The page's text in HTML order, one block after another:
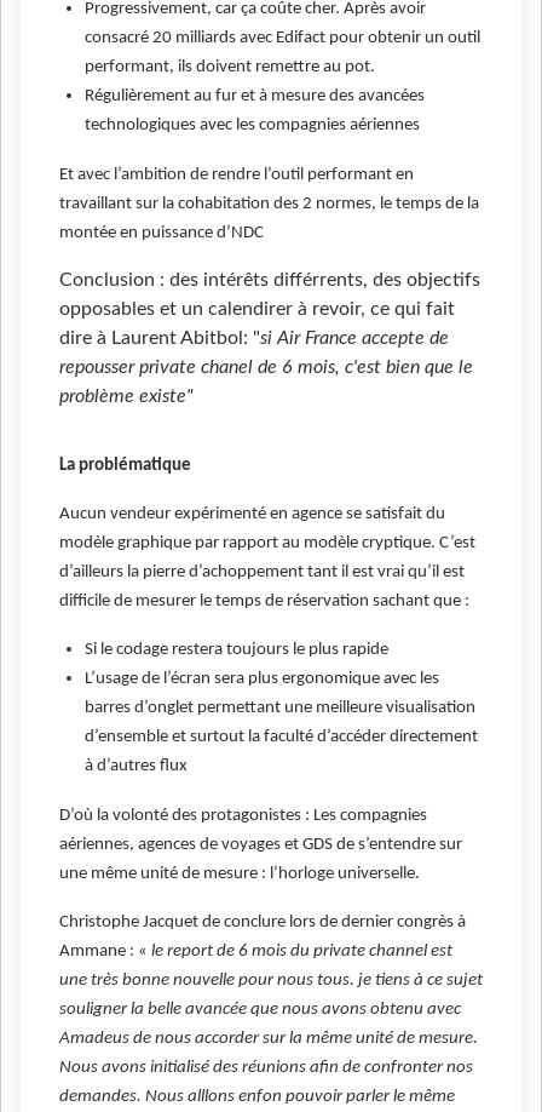
Progressivement, car ça coûte cher. Après avoir
consacré 20 milliards avec Edifact pour obtenir un outil
performant, ils doivent remettre au pot.
Régulièrement au fur et à mesure des avancées
technologiques avec les compagnies aériennes
Et avec l’ambition de rendre l’outil performant en
travaillant sur la cohabitation des 2 normes, le temps de la
montée en puissance d’NDC
Conclusion : des intérêts différrents, des objectifs
opposables et un calendirer à revoir, ce qui fait
dire à Laurent Abitbol: "si Air France accepte de
repousser private chanel de 6 mois, c'est bien que le
problème existe"
La problématique
Aucun vendeur expérimenté en agence se satisfait du
modèle graphique par rapport au modèle cryptique. C’est
d’ailleurs la pierre d’achoppement tant il est vrai qu’il est
difficile de mesurer le temps de réservation sachant que :
Si le codage restera toujours le plus rapide
L’usage de l’écran sera plus ergonomique avec les
barres d’onglet permettant une meilleure visualisation
d’ensemble et surtout la faculté d’accéder directement
à d’autres flux
D’où la volonté des protagonistes : Les compagnies
aériennes, agences de voyages et GDS de s’entendre sur
une même unité de mesure : l’horloge universelle.
Christophe Jacquet de conclure lors de dernier congrès à
Ammane : « le report de 6 mois du private channel est
une très bonne nouvelle pour nous tous. je tiens à ce sujet
souligner la belle avancée que nous avons obtenu avec
Amadeus de nous accorder sur la même unité de mesure.
Nous avons initialisé des réunions afin de confronter nos
demandes. Nous alllons enfon pouvoir parler le même